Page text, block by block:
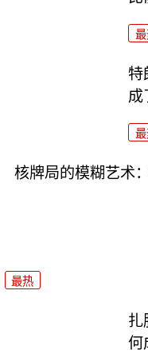
特
成
核牌局的模糊艺术
最热
扎
何